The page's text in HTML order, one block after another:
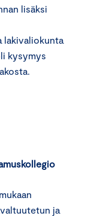
lisäksi
lakivaliokunta
kysymys
ja